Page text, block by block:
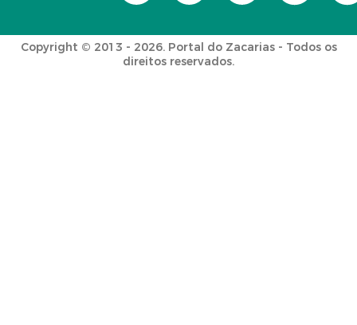
Copyright © 2013 - 2026. Portal do Zacarias - Todos os
direitos reservados.